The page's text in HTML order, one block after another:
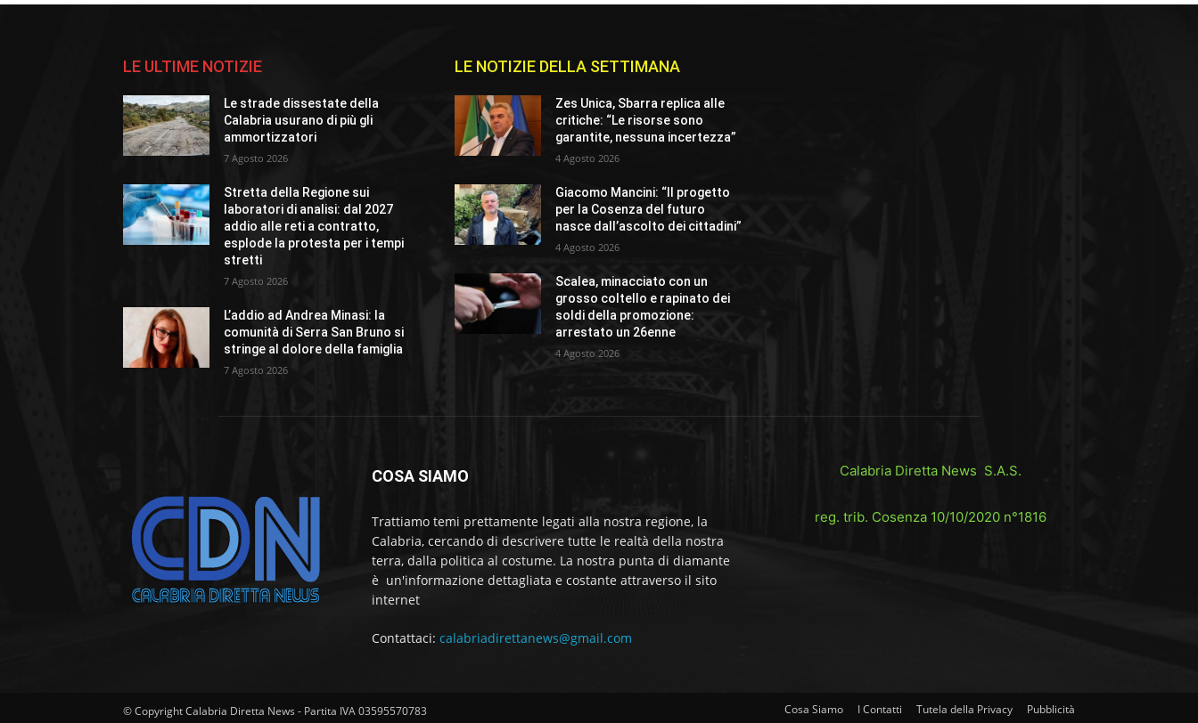
LE ULTIME NOTIZIE
Le strade dissestate della
Calabria usurano di più gli
ammortizzatori
7 Agosto 2026
Stretta della Regione sui
laboratori di analisi: dal 2027
addio alle reti a contratto,
esplode la protesta per i tempi
stretti
7 Agosto 2026
L’addio ad Andrea Minasi: la
comunità di Serra San Bruno si
stringe al dolore della famiglia
7 Agosto 2026
LE NOTIZIE DELLA SETTIMANA
Zes Unica, Sbarra replica alle
critiche: “Le risorse sono
garantite, nessuna incertezza”
4 Agosto 2026
Giacomo Mancini: “Il progetto
per la Cosenza del futuro
nasce dall’ascolto dei cittadini”
4 Agosto 2026
Scalea, minacciato con un
grosso coltello e rapinato dei
soldi della promozione:
arrestato un 26enne
4 Agosto 2026
COSA SIAMO
Trattiamo temi prettamente legati alla nostra regione, la
Calabria, cercando di descrivere tutte le realtà della nostra
terra, dalla politica al costume. La nostra punta di diamante
è un'informazione dettagliata e costante attraverso il sito
internet
Contattaci: calabriadirettanews@gmail.com
Calabria Diretta News S.A.S.
reg. trib. Cosenza 10/10/2020 n°1816
© Copyright Calabria Diretta News - Partita IVA 03595570783 Cosa Siamo I Contatti Tutela della Privacy Pubblicità